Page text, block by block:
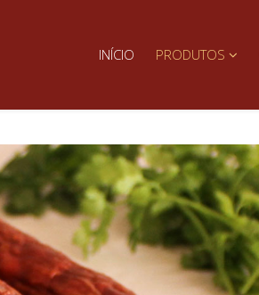
INÍCIO PRODUTOS